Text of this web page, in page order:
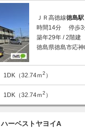
ＪＲ高徳線徳島駅
時間14分 停歩3
築年29年 / 2階建
徳島県徳島市応
1DK（32.74ｍ2 ）
1DK（32.74ｍ2 ）
ハーベストヤヨイA